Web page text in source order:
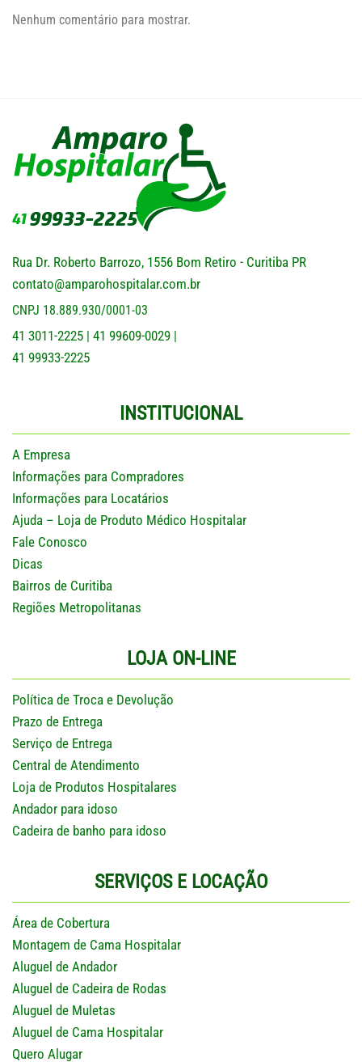
Nenhum comentário para mostrar.
Rua Dr. Roberto Barrozo, 1556 Bom Retiro - Curitiba PR
contato@amparohospitalar.com.br
CNPJ 18.889.930/0001-03
41 3011-2225 | 41 99609-0029 |
41 99933-2225
INSTITUCIONAL
A Empresa
Informações para Compradores
Informações para Locatários
Ajuda – Loja de Produto Médico Hospitalar
Fale Conosco
Dicas
Bairros de Curitiba
Regiões Metropolitanas
LOJA ON-LINE
Política de Troca e Devolução
Prazo de Entrega
Serviço de Entrega
Central de Atendimento
Loja de Produtos Hospitalares
Andador para idoso
Cadeira de banho para idoso
SERVIÇOS E LOCAÇÃO
Área de Cobertura
Montagem de Cama Hospitalar
Aluguel de Andador
Aluguel de Cadeira de Rodas
Aluguel de Muletas
Aluguel de Cama Hospitalar
Quero Alugar